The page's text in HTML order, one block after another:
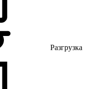
Разгрузка